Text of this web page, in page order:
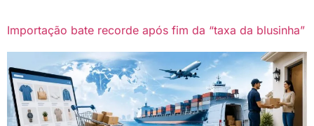
Importação bate recorde após fim da “taxa da blusinha”